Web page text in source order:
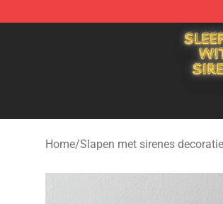
Sleeping With Sirens Store -
Home/Slapen met sirenes decoratie